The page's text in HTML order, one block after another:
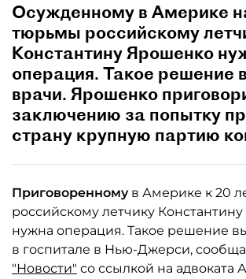
Осужденному в Америке
тюрьмы российскому
Константину Ярошенко
операция. Такое решение
врачи. Ярошенко
заключению за попытку
страну крупную партию
Приговоренномув Америке к 20
российскому летчику
нужна операция. Такое решение
в госпитале в Нью-Джерси,
"Новости" со ссылкой на адвоката